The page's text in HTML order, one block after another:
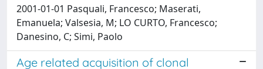
2001-01-01 Pasquali, Francesco; Maserati,
Emanuela; Valsesia, M; LO CURTO, Francesco;
Danesino, C; Simi, Paolo
Age related acquisition of clonal